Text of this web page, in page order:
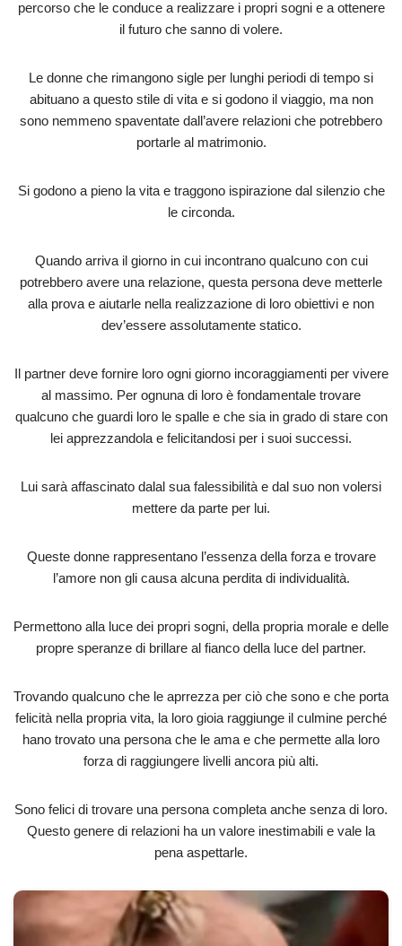
percorso che le conduce a realizzare i propri sogni e a ottenere
il futuro che sanno di volere.
Le donne che rimangono sigle per lunghi periodi di tempo si
abituano a questo stile di vita e si godono il viaggio, ma non
sono nemmeno spaventate dall’avere relazioni che potrebbero
portarle al matrimonio.
Si godono a pieno la vita e traggono ispirazione dal silenzio che
le circonda.
Quando arriva il giorno in cui incontrano qualcuno con cui
potrebbero avere una relazione, questa persona deve metterle
alla prova e aiutarle nella realizzazione di loro obiettivi e non
dev’essere assolutamente statico.
Il partner deve fornire loro ogni giorno incoraggiamenti per vivere
al massimo. Per ognuna di loro è fondamentale trovare
qualcuno che guardi loro le spalle e che sia in grado di stare con
lei apprezzandola e felicitandosi per i suoi successi.
Lui sarà affascinato dalal sua falessibilità e dal suo non volersi
mettere da parte per lui.
Queste donne rappresentano l’essenza della forza e trovare
l’amore non gli causa alcuna perdita di individualità.
Permettono alla luce dei propri sogni, della propria morale e delle
propre speranze di brillare al fianco della luce del partner.
Trovando qualcuno che le aprrezza per ciò che sono e che porta
felicità nella propria vita, la loro gioia raggiunge il culmine perché
hano trovato una persona che le ama e che permette alla loro
forza di raggiungere livelli ancora più alti.
Sono felici di trovare una persona completa anche senza di loro.
Questo genere di relazioni ha un valore inestimabili e vale la
pena aspettarle.